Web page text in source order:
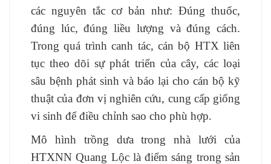
các nguyên tắc cơ bản như: Đúng thuốc,
đúng lúc, đúng liều lượng và đúng cách.
Trong quá trình canh tác, cán bộ HTX liên
tục theo dõi sự phát triển của cây, các loại
sâu bệnh phát sinh và báo lại cho cán bộ kỹ
thuật của đơn vị nghiên cứu, cung cấp giống
vi sinh để điều chỉnh sao cho phù hợp.
Mô hình trồng dưa trong nhà lưới của
HTXNN Quang Lộc là điểm sáng trong sản